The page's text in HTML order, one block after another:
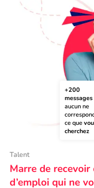
+200
messages
aucun ne
ce que
cherchez
Talent
Marre de
d’emploi qui ne